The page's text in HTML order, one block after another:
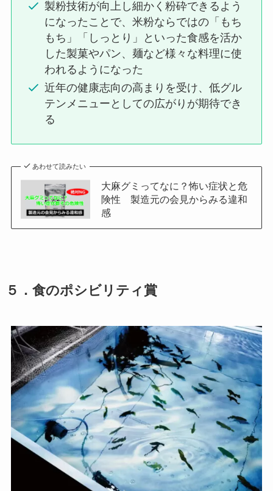
製粉技術が向上し細かく粉砕できるよう
になったことで、米粉ならではの「もち
もち」「しっとり」といった食感を活か
した製菓やパン、麺など様々な料理に使
われるようになった
近年の健康志向の高まりを受け、低グル
テンメニューとしての広がりが期待でき
る
あわせて読みたい
大麻グミってなに？怖い症状と危
険性 製造元の会見からみる違和
感
５ ． 食のポシビリティ賞